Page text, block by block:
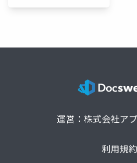
運営：株式会社ア
利用規約